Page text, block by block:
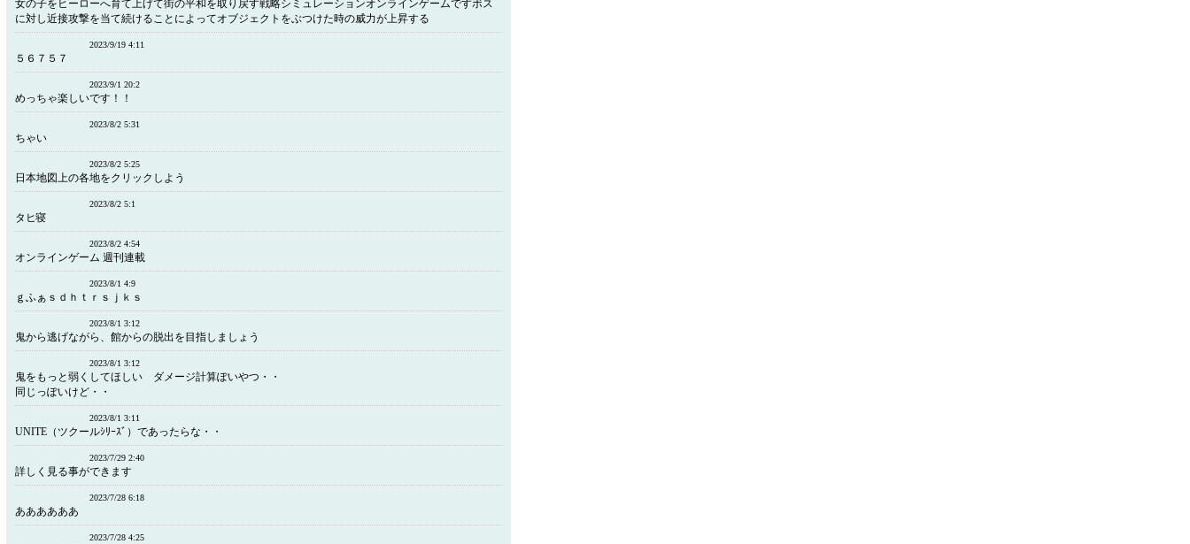
女の子をヒーローへ育て上げて街の平和を取り戻す戦略シミュレーションオンラインゲームですボス
に対し近接攻撃を当て続けることによってオブジェクトをぶつけた時の威力が上昇する
2023/9/19 4:11
５６７５７
2023/9/1 20:2
めっちゃ楽しいです！！
2023/8/2 5:31
ちゃい
2023/8/2 5:25
日本地図上の各地をクリックしよう
2023/8/2 5:1
タヒ寝
2023/8/2 4:54
オンラインゲーム 週刊連載
2023/8/1 4:9
ｇふぁｓｄｈｔｒｓｊｋｓ
2023/8/1 3:12
鬼から逃げながら、館からの脱出を目指しましょう
2023/8/1 3:12
鬼をもっと弱くしてほしい ダメージ計算ぽいやつ・・
同じっぽいけど・・
2023/8/1 3:11
UNITE（ツクールｼﾘｰｽﾞ）であったらな・・
2023/7/29 2:40
詳しく見る事ができます
2023/7/28 6:18
ああああああ
2023/7/28 4:25